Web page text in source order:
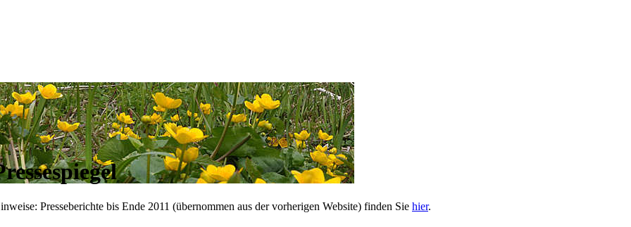
Presseberichte bis Ende 2011 (übernommen aus der vorherigen Website) finden Sie hier.